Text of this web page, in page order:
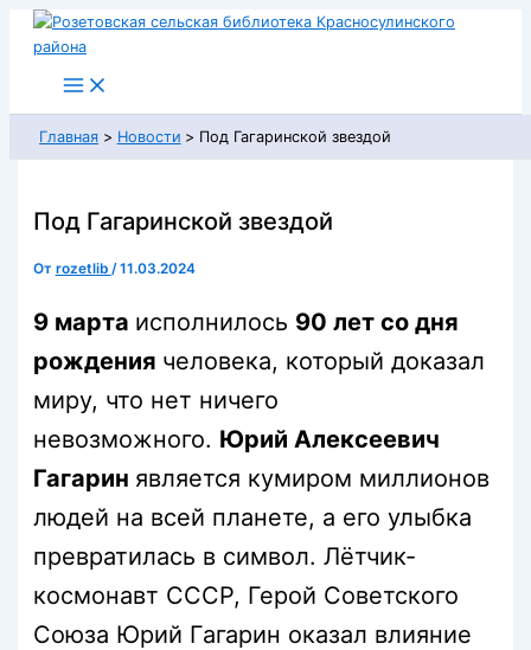
Перейти
Главная Новости Под Гагаринской звездой
Под Гагаринской звездой
От rozetlib /11.03.2024
9 марта исполнилось 90 лет со дня
рождения человека, который доказал
миру, что нет ничего
невозможного. Юрий Алексеевич
Гагарин является кумиром миллионов
людей на всей планете, а его улыбка
превратилась в символ. Лётчик-
космонавт СССР, Герой Советского
Союза Юрий Гагарин оказал влияние